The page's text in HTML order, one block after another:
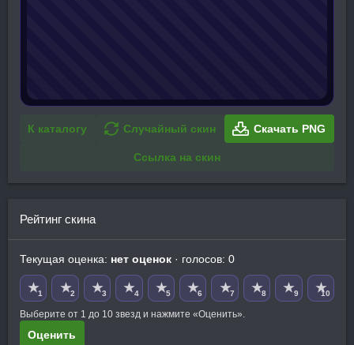
К каталогу Случайный скин Скачать PNG
Ссылка на скин
Рейтинг скина
Текущая оценка: нет оценок · голосов: 0
★1 ★2 ★3 ★4 ★5 ★6 ★7 ★8 ★9 ★10
Выберите от 1 до 10 звезд и нажмите «Оценить».
Оценить